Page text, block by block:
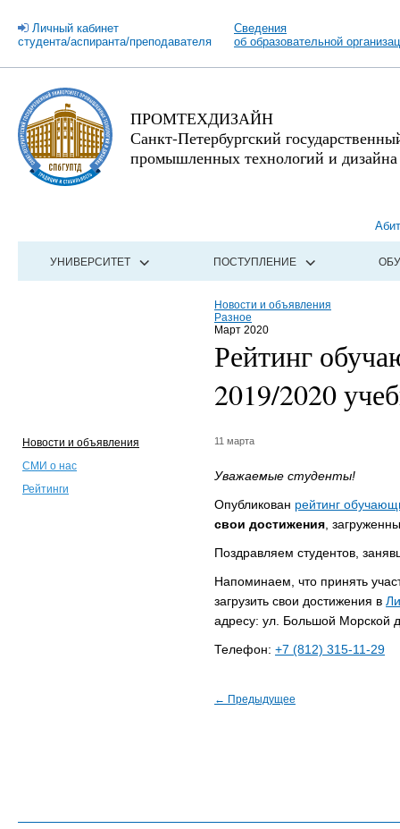
Личный кабинет
студента/аспиранта/преподавателя
Сведения
об образовательной
ПРОМТЕХДИЗАЙН
Санкт-Петербургский
промышленных технологий и дизайна
УНИВЕРСИТЕТ ПОСТУПЛЕНИЕ
Новости и объявления
Разное
Март 2020
Рейтинг
2019/2020
Новости и объявления
СМИ о нас
Рейтинги
11 марта
Уважаемые студенты!
Опубликован рейтинг
свои достижения,
Поздравляем студентов,
Напоминаем, что принять
загрузить свои достижения в
адресу: ул. Большой Морской
Телефон: +7 (812) 315-11-29
← Предыдущее